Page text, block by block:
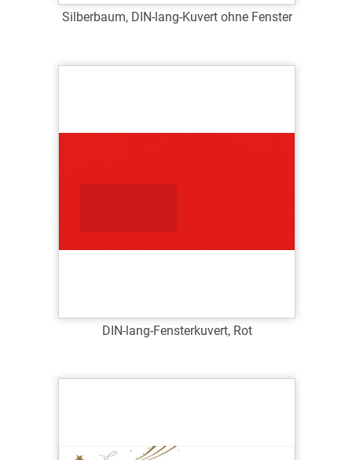
Silberbaum, DIN-lang-Kuvert ohne Fenster
Art.-Nr.: WDL63035
DIN-lang-Fensterkuvert, Rot
Art.-Nr.: 63025